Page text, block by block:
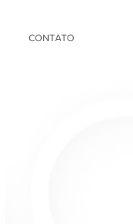
CONTATO